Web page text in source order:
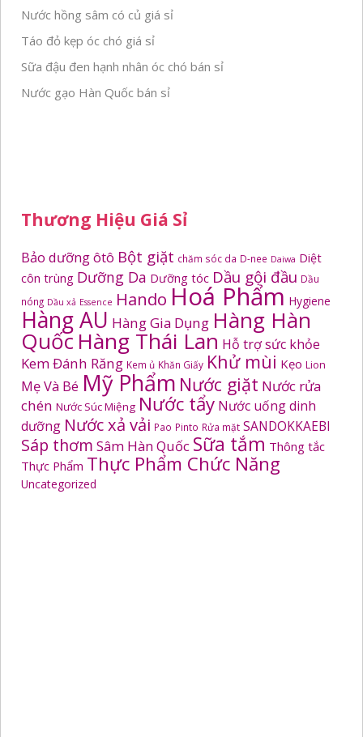
Nước hồng sâm có củ giá sỉ
Táo đỏ kẹp óc chó giá sỉ
Sữa đậu đen hạnh nhân óc chó bán sỉ
Nước gạo Hàn Quốc bán sỉ
Thương Hiệu Giá Sỉ
Bảo dưỡng ôtô Bột giặt chăm sóc da D-nee Daiwa Diệt
côn trùng Dưỡng Da Dưỡng tóc Dầu gội đầu Dầu
nóng Dầu xả Essence Hando Hoá Phẩm Hygiene
Hàng AU Hàng Gia Dụng Hàng Hàn
Quốc Hàng Thái Lan Hỗ trợ sức khỏe
Kem Đánh Răng Kem ủ Khăn Giấy Khử mùi Kẹo Lion
Mẹ Và Bé Mỹ Phẩm Nước giặt Nước rửa
chén Nước Súc Miệng Nước tẩy Nước uống dinh
dưỡng Nước xả vải Pao Pinto Rửa mặt SANDOKKAEBI
Sáp thơm Sâm Hàn Quốc Sữa tắm Thông tắc
Thực Phẩm Thực Phẩm Chức Năng
Uncategorized